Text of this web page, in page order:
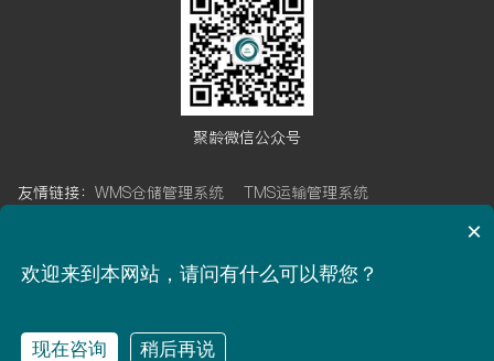
成都市高新区天府软件园D区6栋7楼
武汉市武昌区武珞路421号帝斯曼国际中心15楼
广州市金发科技创新社区5栋5楼
南通自动化工厂：
昆山自动化工厂：
聚龄微信公众号
友情链接： WMS仓储管理系统
TMS运输管理系统
ICP备案：沪ICP备17052977号-1
×
欢迎来到本网站，请问有什么可以帮您？
现在咨询 稍后再说